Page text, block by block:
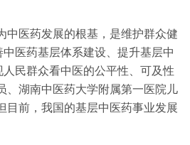
中医药发展的根基，是维护群众健
医药基层体系建设、提升基层中
民群众看中医的公平性、可及性
、湖南中医药大学附属第一医院儿
目前，我国的基层中医药事业发展